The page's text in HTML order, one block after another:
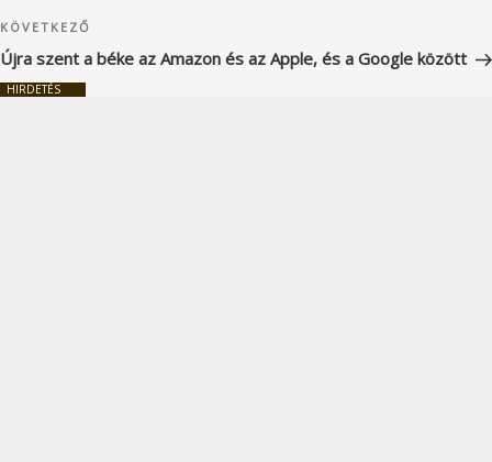
Következő
bejegyzés
KÖVETKEZŐ
Újra szent a béke az Amazon és az Apple, és a Google között
HIRDETÉS